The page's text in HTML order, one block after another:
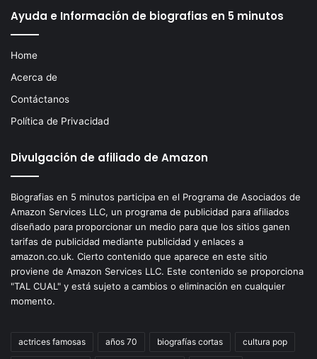
Ayuda e Información de biografias en 5 minutos
Home
Acerca de
Contáctanos
Política de Privacidad
Divulgación de afiliado de Amazon
Biografias en 5 minutos participa en el Programa de Asociados de
Amazon Services LLC, un programa de publicidad para afiliados
diseñado para proporcionar un medio para que los sitios ganen
tarifas de publicidad mediante publicidad y enlaces a
amazon.co.uk. Cierto contenido que aparece en este sitio
proviene de Amazon Services LLC. Este contenido se proporciona
"TAL CUAL" y está sujeto a cambios o eliminación en cualquier
momento.
actrices famosas años 70 biografías cortas cultura pop